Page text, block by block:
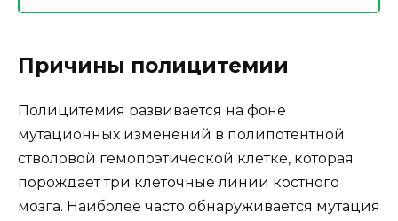
Причины полицитемии
Полицитемия развивается на фоне
мутационных изменений в полипотентной
стволовой гемопоэтической клетке, которая
порождает три клеточные линии костного
мозга. Наиболее часто обнаруживается мутация